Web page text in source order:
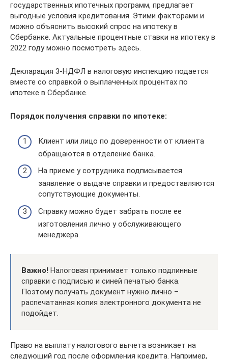
государственных ипотечных программ, предлагает
выгодные условия кредитования. Этими факторами и
можно объяснить высокий спрос на ипотеку в
Сбербанке. Актуальные процентные ставки на ипотеку в
2022 году можно посмотреть здесь.
Декларация 3-НДФЛ в налоговую инспекцию подается
вместе со справкой о выплаченных процентах по
ипотеке в Сбербанке.
Порядок получения справки по ипотеке:
Клиент или лицо по доверенности от клиента
обращаются в отделение банка.
На приеме у сотрудника подписывается
заявление о выдаче справки и предоставляются
сопутствующие документы.
Справку можно будет забрать после ее
изготовления лично у обслуживающего
менеджера.
Важно! Налоговая принимает только подлинные
справки с подписью и синей печатью банка.
Поэтому получать документ нужно лично –
распечатанная копия электронного документа не
подойдет.
Право на выплату налогового вычета возникает на
следующий год после оформления кредита. Например,